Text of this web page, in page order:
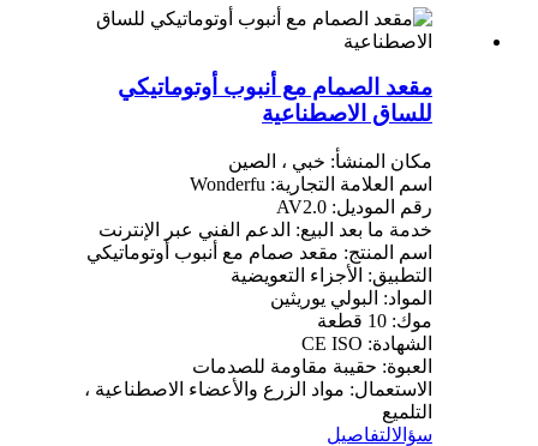
مقعد الصمام مع أنبوب أوتوماتيكي
للساق الاصطناعية
مكان المنشأ: خبي ، الصين
اسم العلامة التجارية: Wonderfu
رقم الموديل: AV2.0
خدمة ما بعد البيع: الدعم الفني عبر الإنترنت
اسم المنتج: مقعد صمام مع أنبوب أوتوماتيكي
التطبيق: الأجزاء التعويضية
المواد: البولي يوريثين
موك: 10 قطعة
الشهادة: CE ISO
العبوة: حقيبة مقاومة للصدمات
الاستعمال: مواد الزرع والأعضاء الاصطناعية ،
التلميع
سؤالالتفاصيل